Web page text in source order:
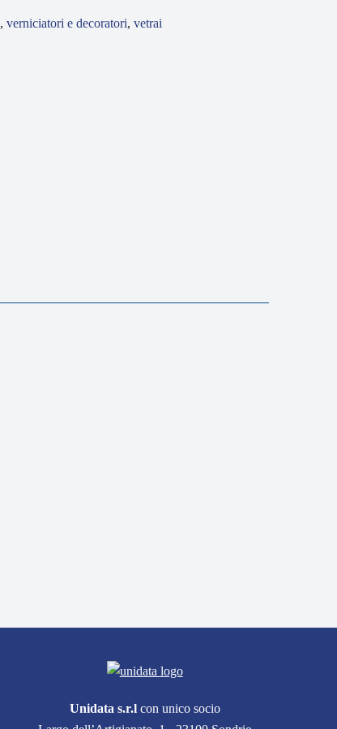
, verniciatori e decoratori, vetrai
Unidata s.r.lcon unico socio